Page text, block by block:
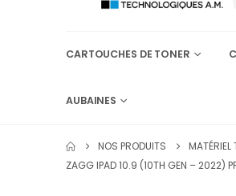
CARTOUCHES DE TONER
AUBAINES
NOS PRODUITS MATÉRIEL
ZAGG IPAD 10.9 (10TH GEN – 2022)